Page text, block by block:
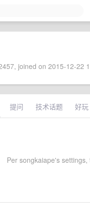
joined on 2015-12-22
提问 技术话题 好玩
Per songkaiape's